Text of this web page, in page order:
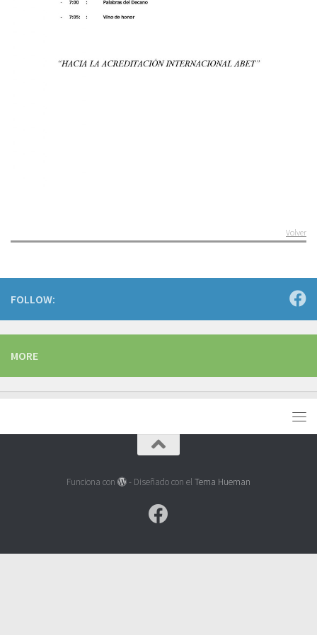
Volver
FOLLOW:
MORE
Funciona con - Diseñado con elTema Hueman